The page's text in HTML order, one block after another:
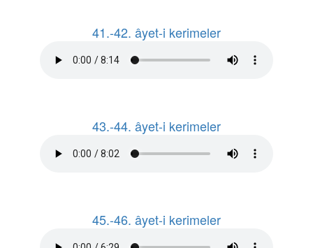
41.-42. âyet-i kerimeler
43.-44. âyet-i kerimeler
45.-46. âyet-i kerimeler